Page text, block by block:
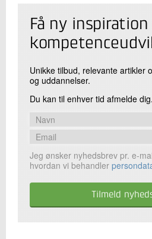
Få ny
Unikke tilbud, relevante artikler
og uddannelser.
Du kan til enhver tid afmelde dig.
Jeg ønsker nyhedsbrev pr. e-
hvordan vi behandler